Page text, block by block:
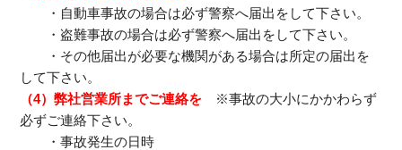
・自動車事故の場合は必ず警察へ届出をして下さい。
・盗難事故の場合は必ず警察へ届出をして下さい。
・その他届出が必要な機関がある場合は所定の届出を
して下さい。
（4）弊社営業所までご連絡を ※事故の大小にかかわらず
必ずご連絡下さい。
・事故発生の日時